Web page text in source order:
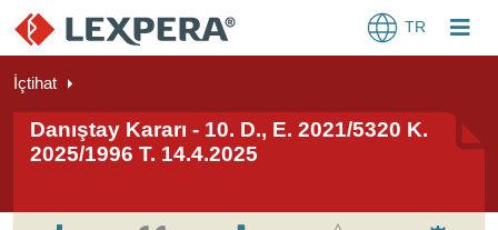
TR
İçtihat
Danıştay Kararı - 10. D., E. 2021/5320 K.
2025/1996 T. 14.4.2025